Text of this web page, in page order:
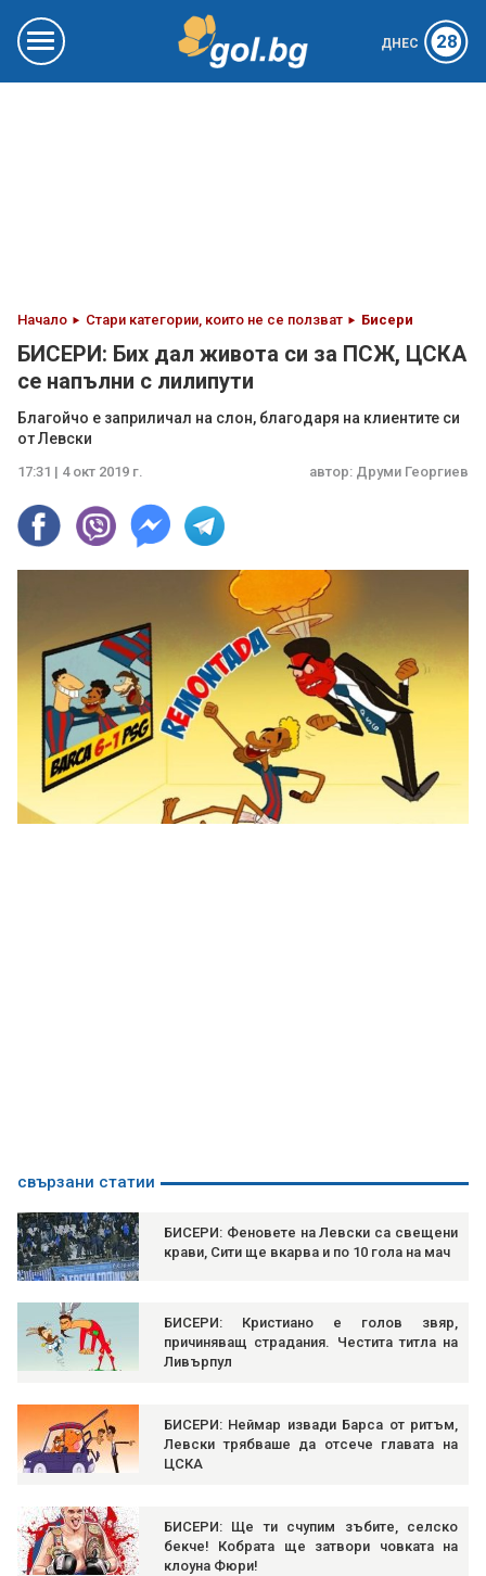
ДНЕС 28
Начало Стари категории, които не се ползват Бисери
БИСЕРИ: Бих дал живота си за ПСЖ, ЦСКА
се напълни с лилипути
Благойчо е заприличал на слон, благодаря на клиентите си
от Левски
17:31 | 4 окт 2019 г. автор: Друми Георгиев
свързани статии
БИСЕРИ: Феновете на Левски са свещени
крави, Сити ще вкарва и по 10 гола на мач
БИСЕРИ: Кристиано е голов звяр,
причиняващ страдания. Честита титла на
Ливърпул
БИСЕРИ: Неймар извади Барса от ритъм,
Левски трябваше да отсече главата на
ЦСКА
БИСЕРИ: Ще ти счупим зъбите, селско
бекче! Кобрата ще затвори човката на
клоуна Фюри!